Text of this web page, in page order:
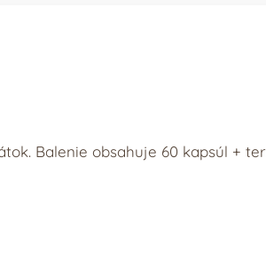
Balenie obsahuje 60 kapsúl +